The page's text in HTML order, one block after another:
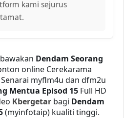
kami sejurus
Dendam Seorang
online Cerekarama
Senarai myflm4u dan dfm2u
Mentua Episod 15 Full HD
Kbergetar bagi Dendam
(myinfotaip) kualiti tinggi.